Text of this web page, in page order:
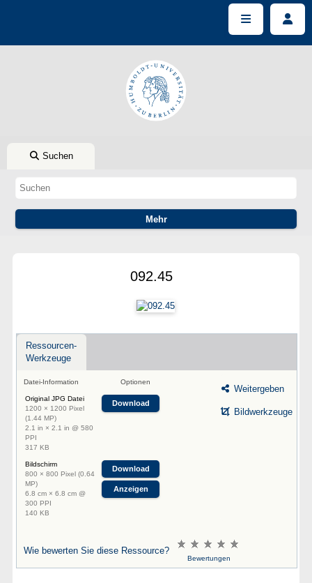
Suchen
092.45
Ressourcen-
Werkzeuge
Datei-Information Optionen
Original JPG Datei
1200 × 1200 Pixel
(1.44 MP)
2.1 in × 2.1 in @ 580
PPI
317 KB
Download
Bildschirm
800 × 800 Pixel (0.64
MP)
6.8 cm × 6.8 cm @
300 PPI
140 KB
Download
Anzeigen
Weitergeben
Bildwerkzeuge
Wie bewerten Sie diese Ressource?
Bewertungen